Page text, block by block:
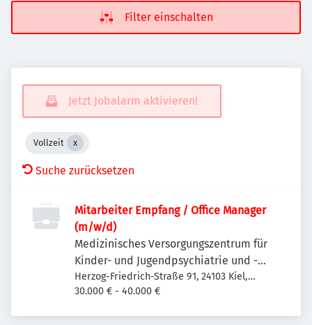
Filter einschalten
Jetzt Jobalarm aktivieren!
Vollzeit
Suche zurücksetzen
Mitarbeiter Empfang / Office Manager
(m/w/d)
Medizinisches Versorgungszentrum für
Kinder- und Jugendpsychiatrie und -
psychotherapie Kiel
Herzog-Friedrich-Straße 91, 24103 Kiel,
Deutschland
30.000 € - 40.000 €